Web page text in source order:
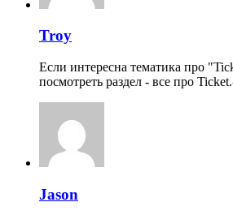
Troy
Если интересна тематика про
посмотреть раздел - все про
Jason